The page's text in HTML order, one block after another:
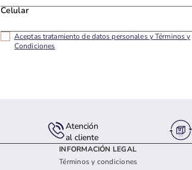
Celular
Aceptas tratamiento de datos personales y Términos y
Condiciones
Atención
al cliente
INFORMACIÓN LEGAL
Términos y condiciones